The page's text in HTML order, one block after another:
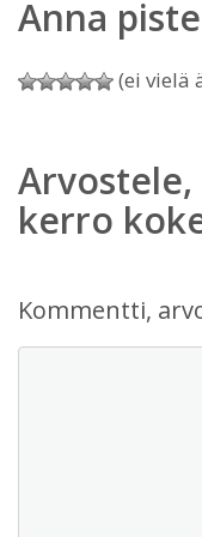
Anna
(ei vielä
kerro
Kommentti,